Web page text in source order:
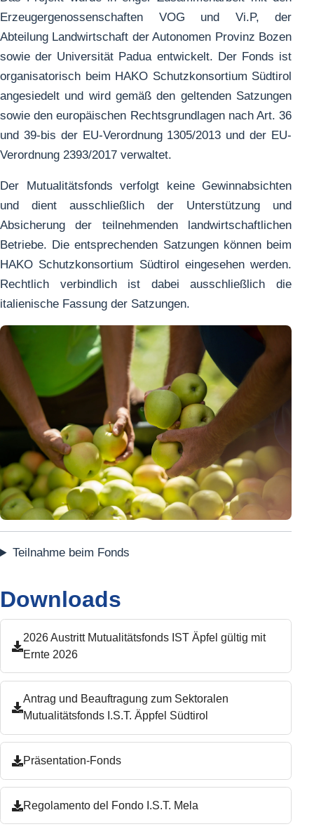
Erzeugergenossenschaften VOG und Vi.P, der
Abteilung Landwirtschaft der Autonomen Provinz Bozen
sowie der Universität Padua entwickelt. Der Fonds ist
organisatorisch beim HAKO Schutzkonsortium Südtirol
angesiedelt und wird gemäß den geltenden Satzungen
sowie den europäischen Rechtsgrundlagen nach Art. 36
und 39-bis der EU-Verordnung 1305/2013 und der EU-
Verordnung 2393/2017 verwaltet.
Der Mutualitätsfonds verfolgt keine Gewinnabsichten
und dient ausschließlich der Unterstützung und
Absicherung der teilnehmenden landwirtschaftlichen
Betriebe. Die entsprechenden Satzungen können beim
HAKO Schutzkonsortium Südtirol eingesehen werden.
Rechtlich verbindlich ist dabei ausschließlich die
italienische Fassung der Satzungen.
Teilnahme beim Fonds
Downloads
2026 Austritt Mutualitätsfonds IST Äpfel gültig mit
Ernte 2026
Antrag und Beauftragung zum Sektoralen
Mutualitätsfonds I.S.T. Äppfel Südtirol
Präsentation-Fonds
Regolamento del Fondo I.S.T. Mela